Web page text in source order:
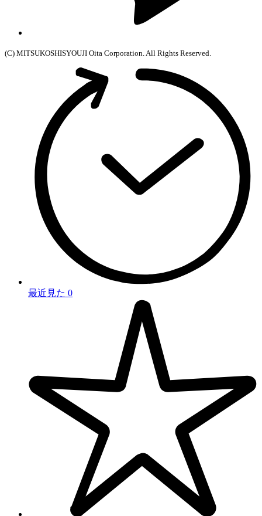
(C) MITSUKOSHISYOUJI Oita Corporation. All Rights Reserved.
最近見た 0